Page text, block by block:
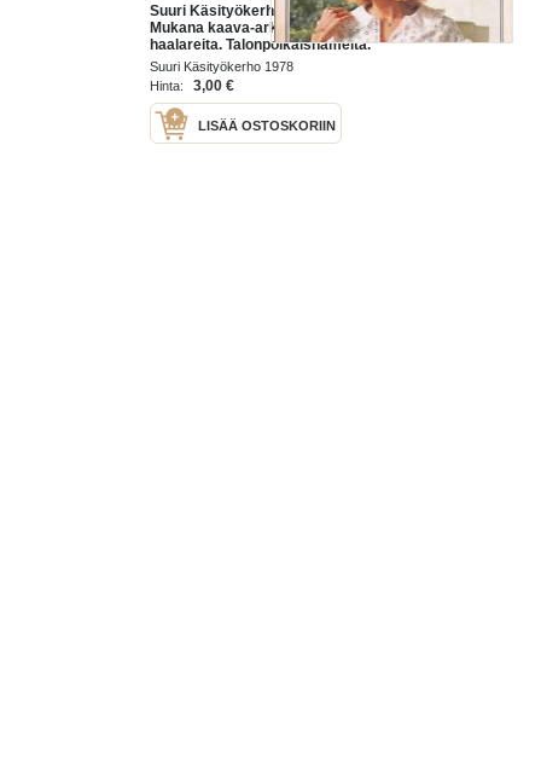
Suuri Käsityökerho 4/1978.
Mukana kaava-arkki 46 lasten
haalareita. Talonpoikaishameita.
Pastelliväriset puserot. Katso
sisältö kuvasta.
Suuri Käsityökerho 1978
Hinta:
3,00 €
LISÄÄ OSTOSKORIIN